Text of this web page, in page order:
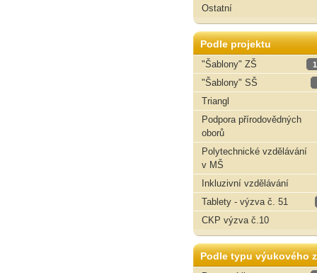
Ostatní
Podle projektu
"Šablony" ZŠ
"Šablony" SŠ
Triangl
Podpora přírodovědných
oborů
Polytechnické vzdělávání
v MŠ
Inkluzivní vzdělávání
Tablety - výzva č. 51
CKP výzva č.10
Podle typu výukového